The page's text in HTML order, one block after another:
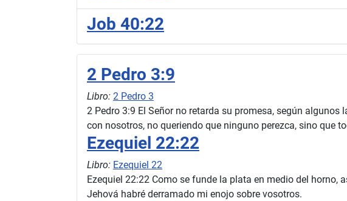
Job 40:22
2 Pedro 3:9
Libro: 2 Pedro 3
2 Pedro 3:9 El Señor no retarda su promesa, según
con nosotros, no queriendo que ninguno perezca, sino que
Ezequiel 22:22
Libro: Ezequiel 22
Ezequiel 22:22 Como se funde la plata en medio del horno,
Jehová habré derramado mi enojo sobre vosotros.